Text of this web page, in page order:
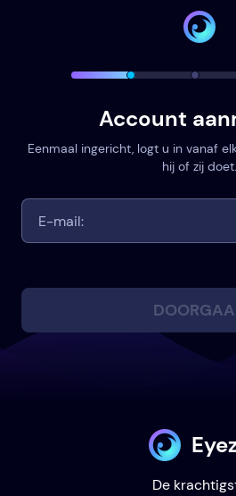
Account
Eenmaal ingericht, logt u in vanaf
hij of zij doet.
De